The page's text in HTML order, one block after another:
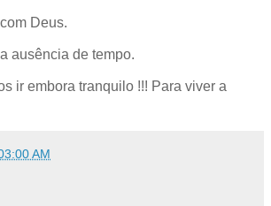
Deus.
ausência de tempo.
ir embora tranquilo !!! Para viver a
AM